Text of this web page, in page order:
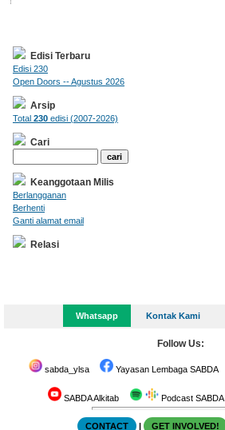
Edisi Terbaru
Edisi 230
Open Doors -- Agustus 2026
Arsip
Total 230edisi (2007-2026)
Cari
Keanggotaan Milis
Berlangganan
Berhenti
Ganti alamat email
Relasi
Whatsapp Kontak Kami
Follow Us:
sabda_ylsa Yayasan Lembaga SABDA
SABDA Alkitab Podcast SABDA
CONTACT | GET INVOLVED!